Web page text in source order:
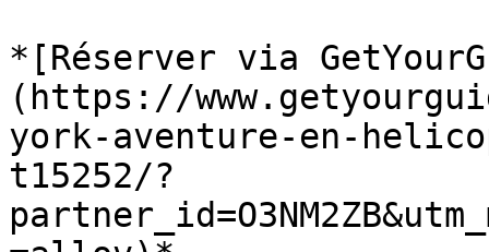
*[Réserver via
(https://
york-aventure-en-
t15252/?